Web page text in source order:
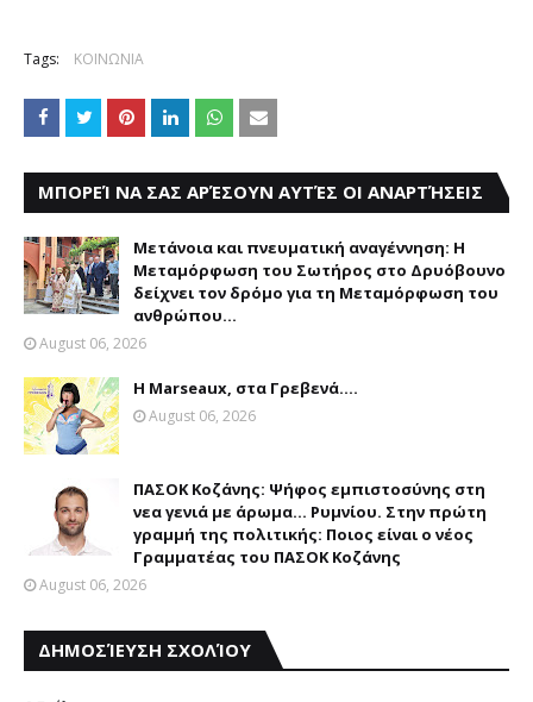
Tags: ΚΟΙΝΩΝΙΑ
ΜΠΟΡΕΊ ΝΑ ΣΑΣ ΑΡΈΣΟΥΝ ΑΥΤΈΣ ΟΙ ΑΝΑΡΤΉΣΕΙΣ
Μετάνοια και πνευματική αναγέννηση: Η
Μεταμόρφωση του Σωτήρος στο Δρυόβουνο
δείχνει τον δρόμο για τη Μεταμόρφωση του
ανθρώπου...
August 06, 2026
Η Marseaux, στα Γρεβενά….
August 06, 2026
ΠΑΣΟΚ Κοζάνης: Ψήφος εμπιστοσύνης στη
νεα γενιά με άρωμα... Ρυμνίου. Στην πρώτη
γραμμή της πολιτικής: Ποιος είναι ο νέος
Γραμματέας του ΠΑΣΟΚ Κοζάνης
August 06, 2026
ΔΗΜΟΣΊΕΥΣΗ ΣΧΟΛΊΟΥ